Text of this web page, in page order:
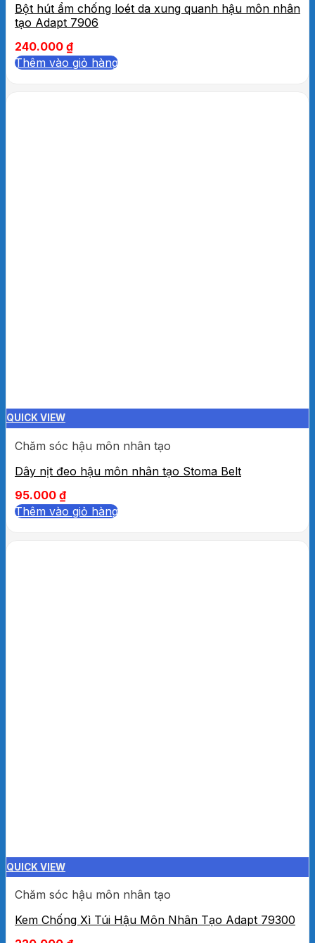
Bột hút ẩm chống loét da xung quanh hậu môn nhân
tạo Adapt 7906
240.000 ₫
Thêm vào giỏ hàng
QUICK VIEW
Chăm sóc hậu môn nhân tạo
Dây nịt đeo hậu môn nhân tạo Stoma Belt
95.000 ₫
Thêm vào giỏ hàng
QUICK VIEW
Chăm sóc hậu môn nhân tạo
Kem Chống Xì Túi Hậu Môn Nhân Tạo Adapt 79300